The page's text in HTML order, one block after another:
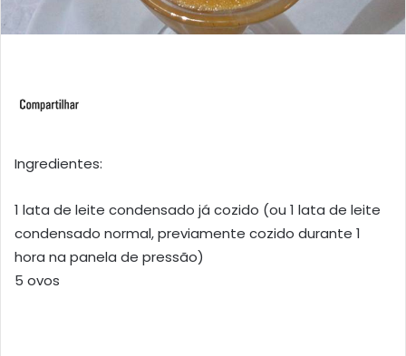
Ingredientes:
1 lata de leite condensado já cozido (ou 1 lata de leite
condensado normal, previamente cozido durante 1
hora na panela de pressão)
5 ovos